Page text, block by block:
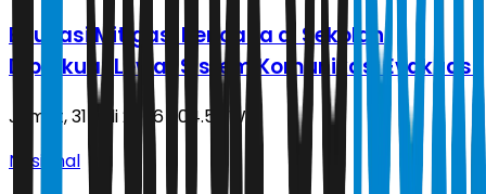
Edukasi Mitigasi Bencana di Sekolah
Diperkuat Lewat Sistem Komunikasi Evakuasi
Jumat, 31 Juli 2026 | 04.59 WIB
Nasional